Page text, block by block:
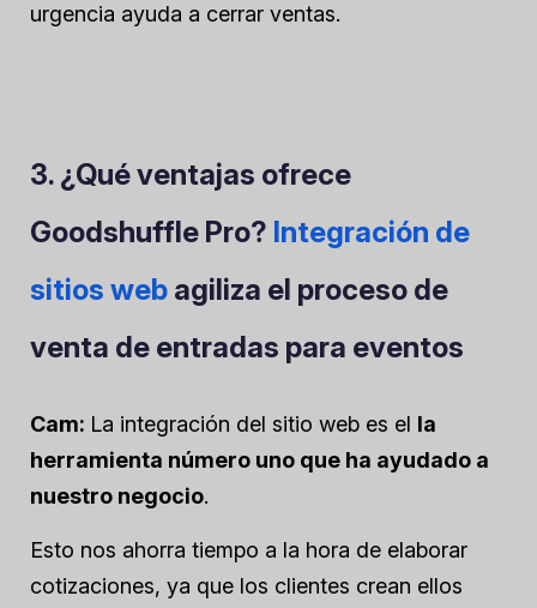
urgencia ayuda a cerrar ventas.
3. ¿Qué ventajas ofrece
Goodshuffle Pro? Integración de
sitios web agiliza el proceso de
venta de entradas para eventos
Cam: La integración del sitio web es el la
herramienta número uno que ha ayudado a
nuestro negocio.
Esto nos ahorra tiempo a la hora de elaborar
cotizaciones, ya que los clientes crean ellos